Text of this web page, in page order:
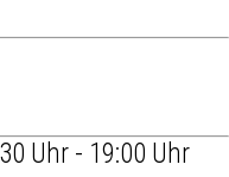
Uhr - 19:00 Uhr